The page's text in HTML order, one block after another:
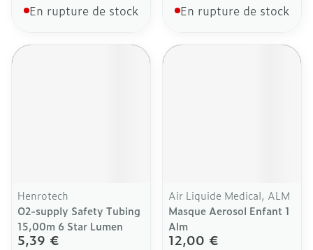
En rupture de stock En rupture de stock
Henrotech
O2-supply Safety Tubing
15,00m 6 Star Lumen
5,39 €
Air Liquide Medical, ALM
Masque Aerosol Enfant 1
Alm
12,00 €